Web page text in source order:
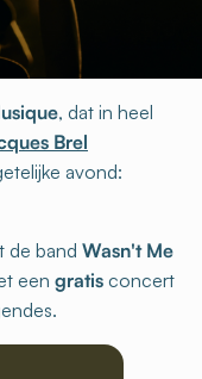
, dat in heel
Brel
avond:
de band Wasn't Me
een gratis concert